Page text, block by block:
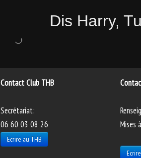
Dis Harry,
Contact Club THB
Secrétariat:
06 60 03 08 26
Ecrire au THB
Mises